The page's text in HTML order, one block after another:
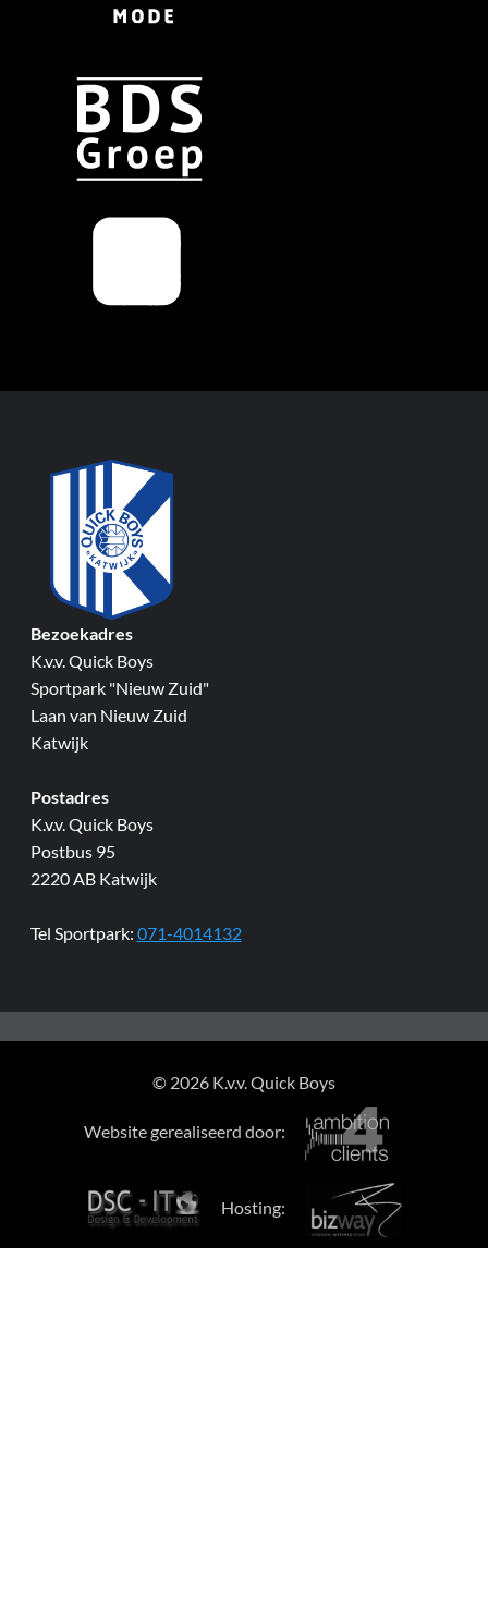
Bezoekadres
K.v.v. Quick Boys
Sportpark "Nieuw Zuid"
Laan van Nieuw Zuid
Katwijk
Postadres
K.v.v. Quick Boys
Postbus 95
2220 AB Katwijk
Tel Sportpark: 071-4014132
© 2026 K.v.v. Quick Boys
Website gerealiseerd door:
Hosting: